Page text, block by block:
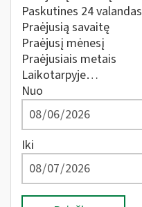
Paskutines 24 valandas
Praėjusią savaitę
Praėjusį mėnesį
Praėjusiais metais
Laikotarpyje…
Nuo
Iki